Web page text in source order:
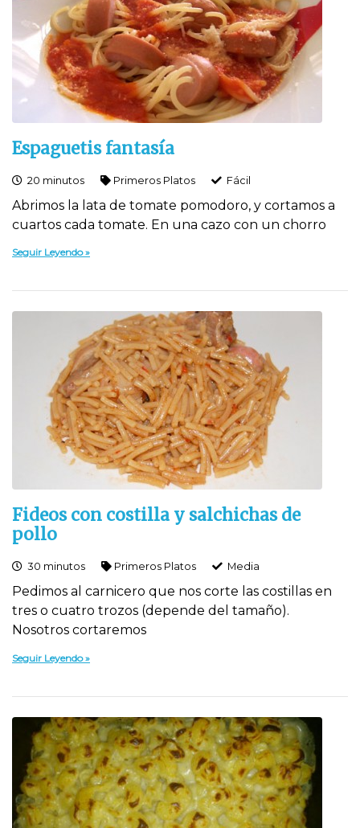
Espaguetis fantasía
20 minutos Primeros Platos Fácil
Abrimos la lata de tomate pomodoro, y cortamos a
cuartos cada tomate. En una cazo con un chorro
Seguir Leyendo
Fideos con costilla y salchichas de
pollo
30 minutos Primeros Platos Media
Pedimos al carnicero que nos corte las costillas en
tres o cuatro trozos (depende del tamaño).
Nosotros cortaremos
Seguir Leyendo